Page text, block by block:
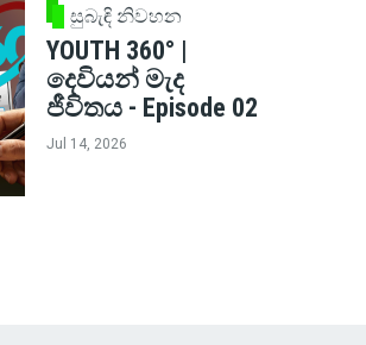
සුබැඳි නිවහන
YOUTH 360° |
දෙවියන් මැද
ජීවිතය - Episode 02
Jul 14, 2026